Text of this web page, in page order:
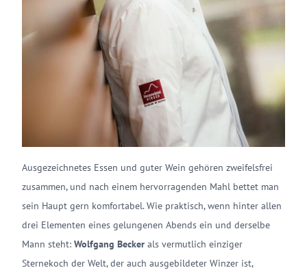
Ausgezeichnetes Essen und guter Wein gehören zweifelsfrei
zusammen, und nach einem hervorragenden Mahl bettet man
sein Haupt gern komfortabel. Wie praktisch, wenn hinter allen
drei Elementen eines gelungenen Abends ein und derselbe
Mann steht: Wolfgang Becker als vermutlich einziger
Sternekoch der Welt, der auch ausgebildeter Winzer ist,